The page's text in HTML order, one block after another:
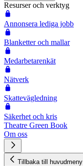
Resurser och verktyg
Annonsera lediga jobb
Blanketter och mallar
Medarbetarenkät
Nätverk
Skattevägledning
Säkerhet och kris
Theatre Green Book
Om oss
Tillbaka till huvudmeny